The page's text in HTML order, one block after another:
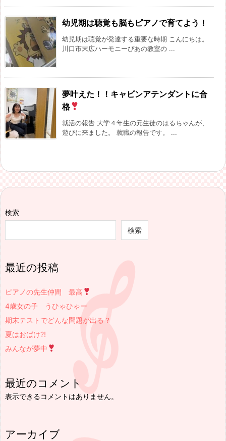
幼児期は聴覚も脳もピアノで育てよう！
幼児期は聴覚が発達する重要な時期 こんにちは。
川口市末広ハーモニーぴあの教室の ...
夢叶えた！！キャビンアテンダントに合
格
就活の報告 大学４年生の元生徒のはるちゃんが、
遊びに来ました。 就職の報告です。 ...
検索
検索
最近の投稿
ピアノの先生仲間 最高
4歳女の子 うひゃひゃー
期末テストでどんな問題が出る？
夏はおばけ⁈
みんなが夢中
最近のコメント
表示できるコメントはありません。
アーカイブ